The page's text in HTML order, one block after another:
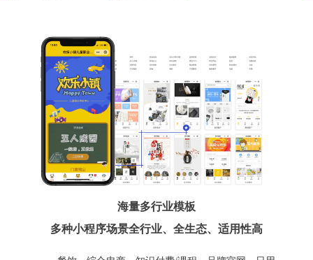
海量多行业模板
多种小程序场景全行业、全生态、适用性高